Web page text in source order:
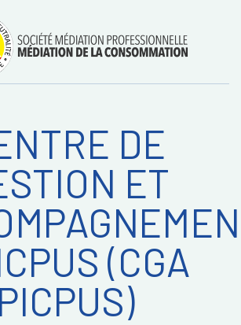
litiges
et
avec
de la
DE
ET
(CGA
PICPUS)